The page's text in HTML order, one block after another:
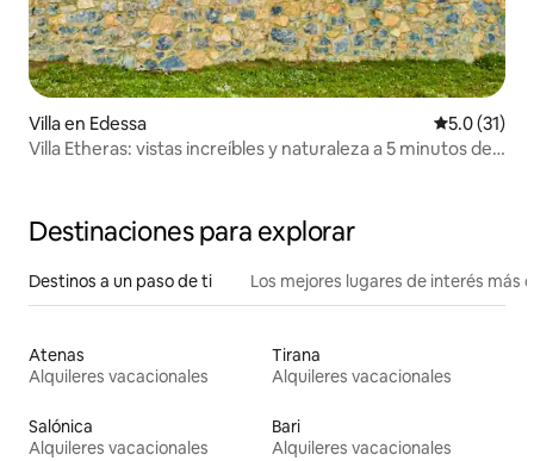
Villa en Edessa Calificación
5.0 (31)
Villa Etheras: vistas increíbles y naturaleza a 5 minutos de
Destinaciones para explorar
Destinos a un paso de ti Los mejores lugares de interés más
Atenas
Alquileres vacacionales
Tirana
Alquileres vacacionales
Salónica
Alquileres vacacionales
Bari
Alquileres vacacionales